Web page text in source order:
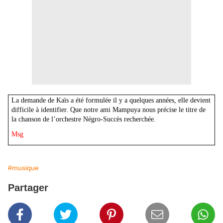
La demande de Kaïs a été formulée il y a quelques années, elle devient
difficile à identifier. Que notre ami Mampuya nous précise le titre de
la chanson de l’orchestre Négro-Succès recherchée.
Msg
#musique
Partager